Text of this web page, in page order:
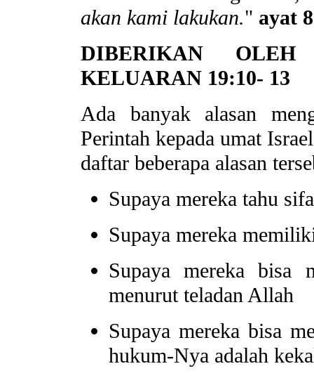
akan kami lakukan." ayat
DIBERIKAN
KELUARAN 19:10- 13
Ada banyak alasan
Perintah kepada umat
daftar beberapa alasan
Supaya mereka tahu
Supaya mereka
Supaya mereka bisa
menurut teladan Allah
Supaya mereka bisa
hukum-Nya adalah